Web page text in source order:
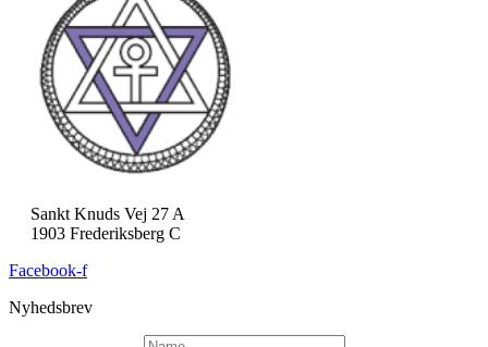
Sankt Knuds Vej 27 A
1903 Frederiksberg C
Facebook-f
Nyhedsbrev